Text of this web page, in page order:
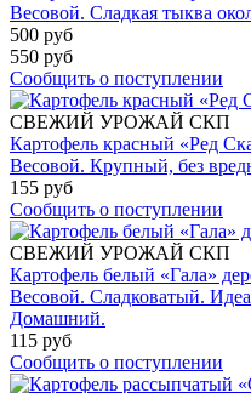
Весовой. Сладкая тыква
500 руб
550 руб
Сообщить о поступлении
СВЕЖИЙ УРОЖАЙ СКП
Картофель красный «Ред
Весовой. Крупный, без
155 руб
Сообщить о поступлении
СВЕЖИЙ УРОЖАЙ СКП
Картофель белый «Гала»
Весовой. Сладковатый.
Домашний.
115 руб
Сообщить о поступлении